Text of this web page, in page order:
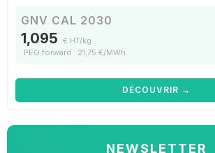
GNV CAL 2030
1,095 € HT/kg
PEG forward : 21,75 €/MWh
DÉCOUVRIR →
NEWSLETTER